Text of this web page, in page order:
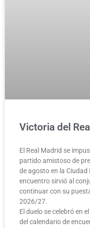
Victoria del
El Real Madrid se
partido amistoso de
de agosto en la Ciudad
encuentro sirvió al
continuar con su
2026/27.
El duelo se celebró en
del calendario de